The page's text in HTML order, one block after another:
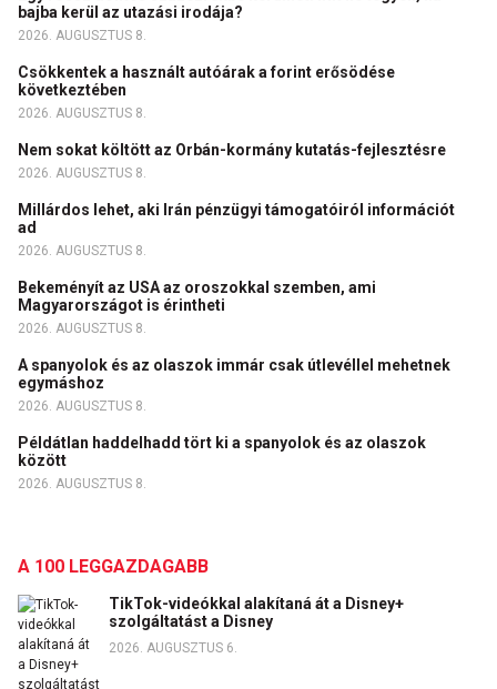
bajba kerül az utazási irodája?
2026. AUGUSZTUS 8.
Csökkentek a használt autóárak a forint erősödése
következtében
2026. AUGUSZTUS 8.
Nem sokat költött az Orbán-kormány kutatás-fejlesztésre
2026. AUGUSZTUS 8.
Millárdos lehet, aki Irán pénzügyi támogatóiról információt
ad
2026. AUGUSZTUS 8.
Bekeményít az USA az oroszokkal szemben, ami
Magyarországot is érintheti
2026. AUGUSZTUS 8.
A spanyolok és az olaszok immár csak útlevéllel mehetnek
egymáshoz
2026. AUGUSZTUS 8.
Példátlan haddelhadd tört ki a spanyolok és az olaszok
között
2026. AUGUSZTUS 8.
A 100 LEGGAZDAGABB
TikTok-videókkal alakítaná át a Disney+
szolgáltatást a Disney
2026. AUGUSZTUS 6.